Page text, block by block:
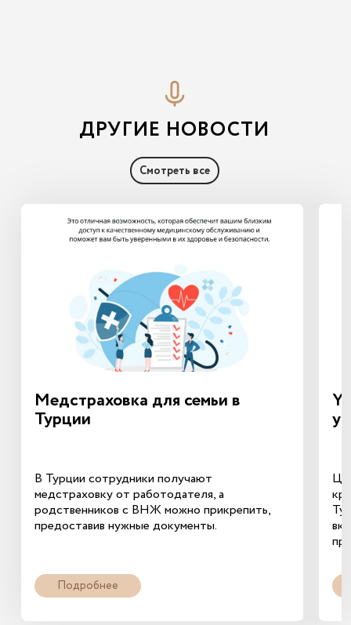
ДРУГИЕ НОВОСТИ
Смотреть все
Медстраховка для семьи в
Турции
В Турции сотрудники получают
медстраховку от работодателя, а
родственников с ВНЖ можно прикрепить,
предоставив нужные документы.
Подробнее